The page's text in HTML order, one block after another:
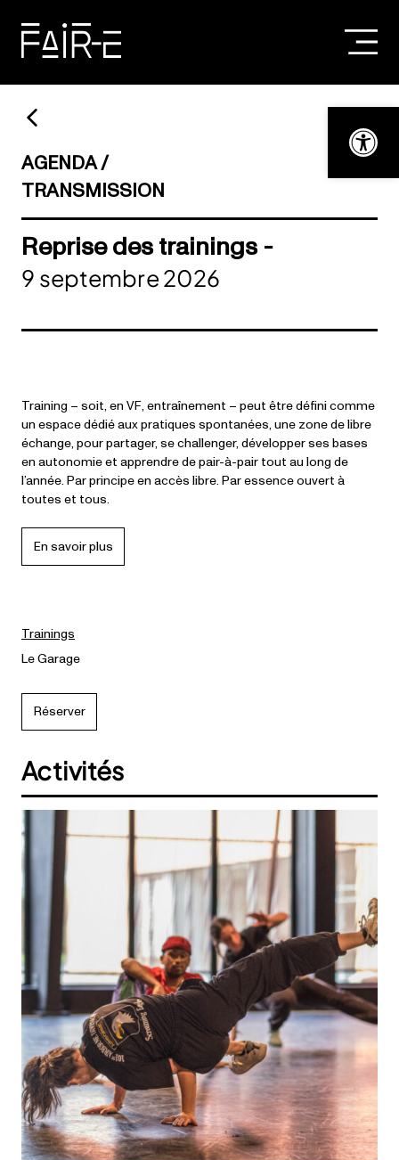
Ouvrir la
content
AGENDA
TRANSMISSION
Reprise des trainings -
9 septembre 2026
Training – soit, en VF, entraînement – peut être défini comme
un espace dédié aux pratiques spontanées, une zone de libre
échange, pour partager, se challenger, développer ses bases
en autonomie et apprendre de pair-à-pair tout au long de
l’année. Par principe en accès libre. Par essence ouvert à
toutes et tous.
En savoir plus
Trainings
Le Garage
Réserver
Activités